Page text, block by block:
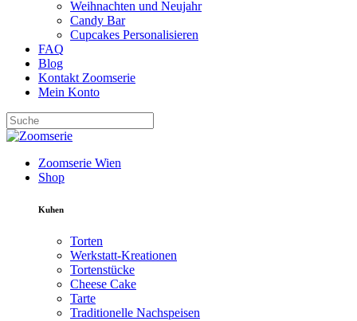
Weihnachten und Neujahr
Candy Bar
Cupcakes Personalisieren
FAQ
Blog
Kontakt Zoomserie
Mein Konto
Zoomserie Wien
Shop
Kuhen
Torten
Werkstatt-Kreationen
Tortenstücke
Cheese Cake
Tarte
Traditionelle Nachspeisen